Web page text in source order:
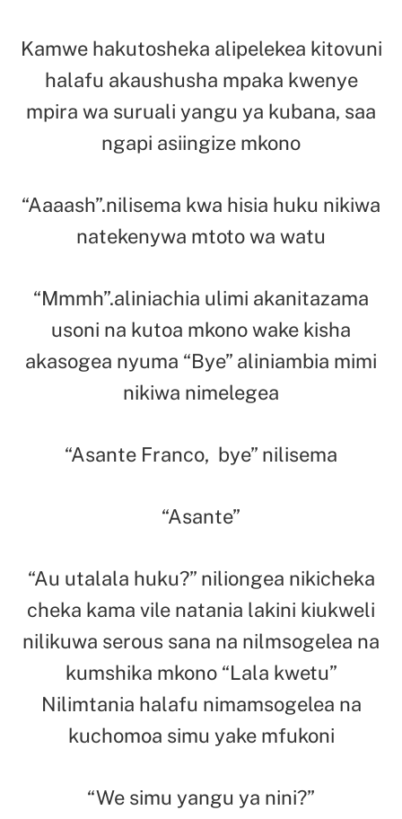
Kamwe hakutosheka alipelekea kitovuni
halafu akaushusha mpaka kwenye
mpira wa suruali yangu ya kubana, saa
ngapi asiingize mkono
“Aaaash”.nilisema kwa hisia huku nikiwa
natekenywa mtoto wa watu
“Mmmh”.aliniachia ulimi akanitazama
usoni na kutoa mkono wake kisha
akasogea nyuma “Bye” aliniambia mimi
nikiwa nimelegea
“Asante Franco, bye” nilisema
“Asante”
“Au utalala huku?” niliongea nikicheka
cheka kama vile natania lakini kiukweli
nilikuwa serous sana na nilmsogelea na
kumshika mkono “Lala kwetu”
Nilimtania halafu nimamsogelea na
kuchomoa simu yake mfukoni
“We simu yangu ya nini?”